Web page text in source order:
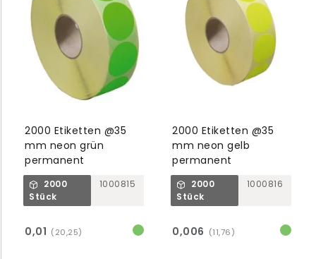
2000 Etiketten @35
mm neon grün
permanent
2000
Stück
1000815
0,01 (20,25)
2000 Etiketten @35
mm neon gelb
permanent
2000
Stück
1000816
0,006 (11,76)